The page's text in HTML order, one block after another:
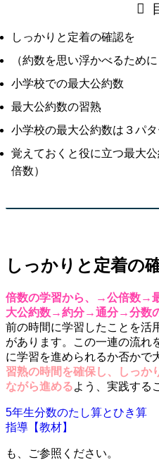
しっかりと定着の確認を
（約数を思い浮かべるため
小学校での最大公約数
最大公約数の習熟
小学校の最大公約数は３パ
覚えておくと役に立つ最大
倍数）
しっかりと定着の
倍数の学習から、→公倍数
大公約数→約分→通分→分数
前の時間に学習したことを活
があります。この一連の流れ
に学習を進められるか否かで
習熟の時間を確保し、しっか
ながら進めるよう、実践する
5年生分数のたし算とひき算
指導【教材】
も、ご参照ください。